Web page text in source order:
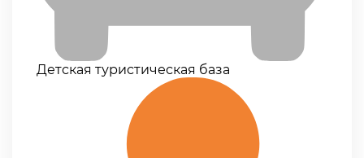
Детская туристическая база